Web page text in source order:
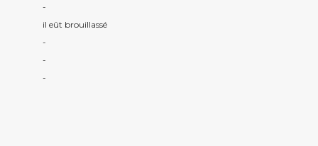
-
il eût brouillassé
-
-
-